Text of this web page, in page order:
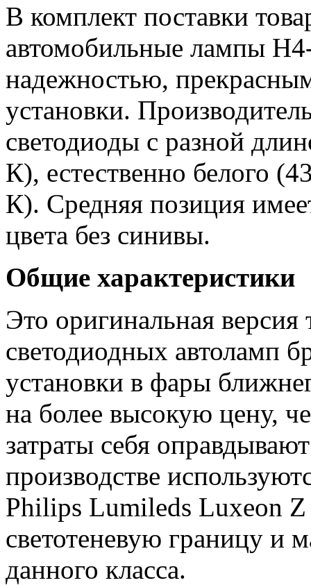
В комплект поставки
автомобильные лампы
надежностью,
установки.
светодиоды с разной
К), естественно белого
К). Средняя позиция
цвета без синивы.
Общие характеристики
Это оригинальная версия
светодиодных автоламп
установки в фары
на более высокую цену,
затраты себя
производстве
Philips Lumileds Luxeon
светотеневую границу и
данного класса.